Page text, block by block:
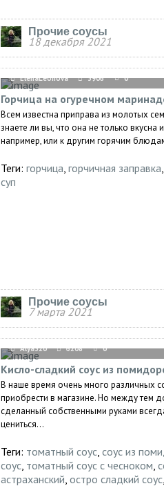
Прочие соусы
18 декабря 2021
ElenaLeonova 3906 0
Горчица на огуречном
Всем известна приправа из молотых
знаете ли вы, что она не только вкусна
например, или к другим горячим
Теги: горчица, горчичная заправка,
суп
Прочие соусы
7 марта 2021
Alya320 6208 0
Кисло-сладкий соус из
В наше время очень много различных
приобрести в магазине. Но между тем
сделанный собственными руками
цениться...
Теги: томатный соус, соус из
соус, томатный соус с чесноком,
астраханский, остро сладкий соус,